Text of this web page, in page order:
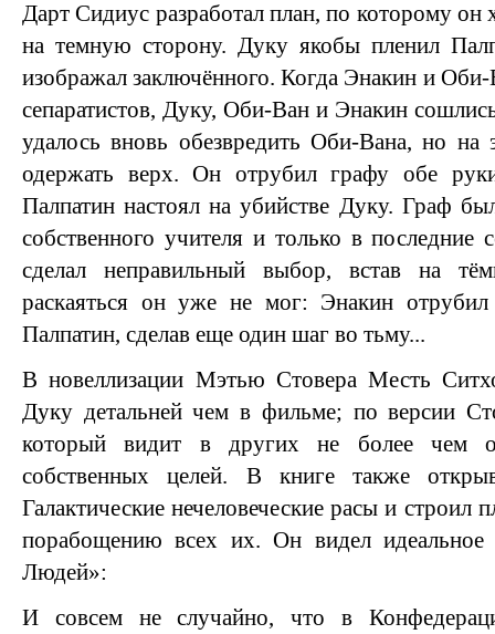
Дарт Сидиус разработал план, по которому он
на темную сторону. Дуку якобы пленил
изображал заключённого. Когда Энакин и Оби-
сепаратистов, Дуку, Оби-Ван и Энакин
удалось вновь обезвредить Оби-Вана, но на
одержать верх. Он отрубил графу обе
Палпатин настоял на убийстве Дуку. Граф
собственного учителя и только в
сделал неправильный выбор, встав на
раскаяться он уже не мог: Энакин
Палпатин, сделав еще один шаг во тьму...
В новеллизации Мэтью Стовера Месть
Дуку детальней чем в фильме; по версии
который видит в других не более чем
собственных целей. В книге также
Галактические нечеловеческие расы и
порабощению всех их. Он видел
Людей»:
И совсем не случайно, что в